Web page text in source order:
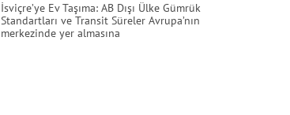
İsviçre’ye Ev Taşıma: AB Dışı Ülke Gümrük
Standartları ve Transit Süreler Avrupa’nın
merkezinde yer almasına